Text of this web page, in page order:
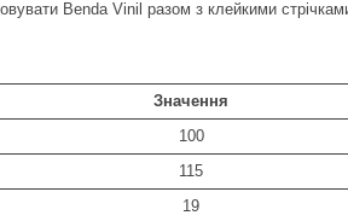
Benda Vinil разом з клейкими
Значення
100
115
19